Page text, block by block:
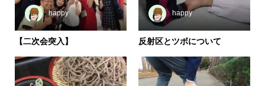
happy
【二次会突入】
happy
反射区とツボについて